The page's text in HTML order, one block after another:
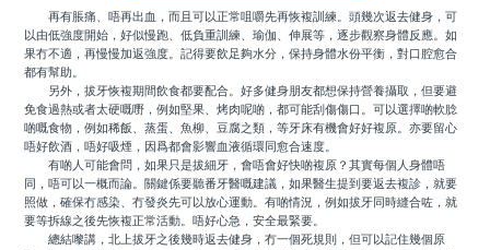
再有脹痛、唔再出血，而且可以正常咀嚼先再恢複訓練。頭幾次返去健身，可
以由低強度開始，好似慢跑、低負重訓練、瑜伽、伸展等，逐步觀察身體反應。如
果冇不適，再慢慢加返強度。記得要飲足夠水分，保持身體水份平衡，對口腔愈合
都有幫助。
另外，拔牙恢複期間飲食都要配合。好多健身朋友都想保持營養攝取，但要避
免食過熱或者太硬嘅嘢，例如堅果、烤肉呢啲，都可能刮傷傷口。可以選擇啲軟腍
啲嘅食物，例如稀飯、蒸蛋、魚柳、豆腐之類，等牙床有機會好好複原。亦要留心
唔好飲酒，唔好吸煙，因爲都會影響血液循環同愈合速度。
有啲人可能會問，如果只是拔細牙，會唔會好快啲複原？其實每個人身體唔
同，唔可以一概而論。關鍵係要聽番牙醫嘅建議，如果醫生提到要返去複診，就要
照做，確保冇感染、冇發炎先可以放心運動。有啲情況，例如拔牙同時縫合咗，就
要等拆線之後先恢複正常活動。唔好心急，安全最緊要。
總結嚟講，北上拔牙之後幾時返去健身，冇一個死規則，但可以記住幾個原